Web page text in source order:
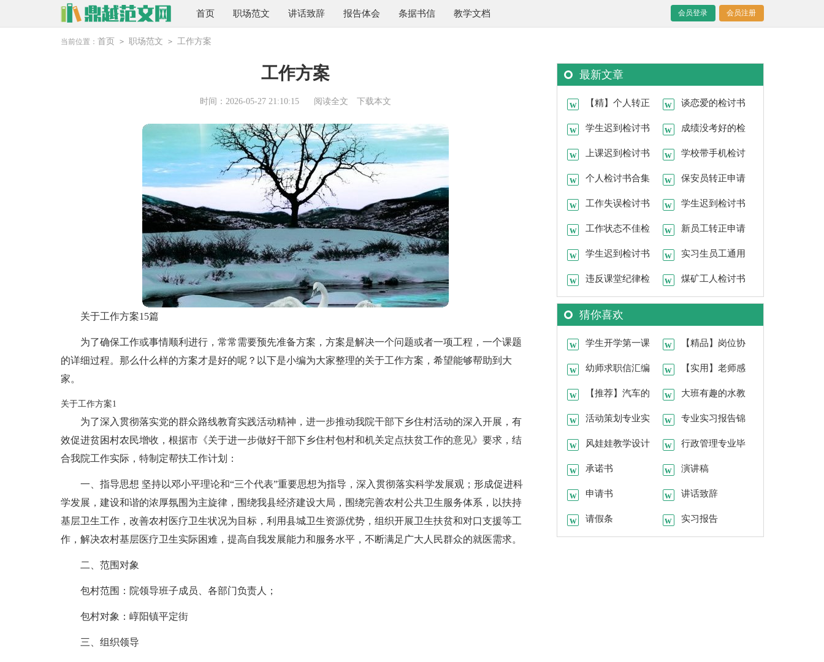
首页 职场范文 讲话致辞 报告体会 条据书信 教学文档 会员登录 会员注册
当前位置： 首页 > 职场范文 > 工作方案
工作方案
时间：2026-05-27 21:10:15 阅读全文 下载本文
关于工作方案15篇
为了确保工作或事情顺利进行，常常需要预先准备方案，方案是解决一个问题或者一项工程，一个课题
的详细过程。那么什么样的方案才是好的呢？以下是小编为大家整理的关于工作方案，希望能够帮助到大
家。
关于工作方案1
为了深入贯彻落实党的群众路线教育实践活动精神，进一步推动我院干部下乡住村活动的深入开展，有
效促进贫困村农民增收，根据市《关于进一步做好干部下乡住村包村和机关定点扶贫工作的意见》要求，结
合我院工作实际，特制定帮扶工作计划：
一、指导思想 坚持以邓小平理论和“三个代表”重要思想为指导，深入贯彻落实科学发展观；形成促进科
学发展，建设和谐的浓厚氛围为主旋律，围绕我县经济建设大局，围绕完善农村公共卫生服务体系，以扶持
基层卫生工作，改善农村医疗卫生状况为目标，利用县城卫生资源优势，组织开展卫生扶贫和对口支援等工
作，解决农村基层医疗卫生实际困难，提高自我发展能力和服务水平，不断满足广大人民群众的就医需求。
二、范围对象
包村范围：院领导班子成员、各部门负责人；
包村对象：崞阳镇平定街
三、组织领导
最新文章
【精】个人转正
申请书
谈恋爱的检讨书
学生迟到检讨书
(15篇)
成绩没考好的检
讨书
上课迟到检讨书
(汇编15篇)
学校带手机检讨
书
个人检讨书合集
15篇
保安员转正申请
书15篇
工作失误检讨书
(15篇)
学生迟到检讨书
15篇
工作状态不佳检
讨书
新员工转正申请
书集合15篇
学生迟到检讨书
汇编15篇
实习生员工通用
转正申请书
违反课堂纪律检
讨书
煤矿工人检讨书
猜你喜欢
学生开学第一课
教案模板（通用6
篇）
【精品】岗位协
议书3篇
幼师求职信汇编
15篇
【实用】老师感
谢信四篇
【推荐】汽车的
实习报告四篇
大班有趣的水教
案汇编六篇
活动策划专业实
习心得
专业实习报告锦
集9篇
风娃娃教学设计
合集15篇
行政管理专业毕
业生求职信
承诺书 演讲稿
申请书 讲话致辞
请假条 实习报告